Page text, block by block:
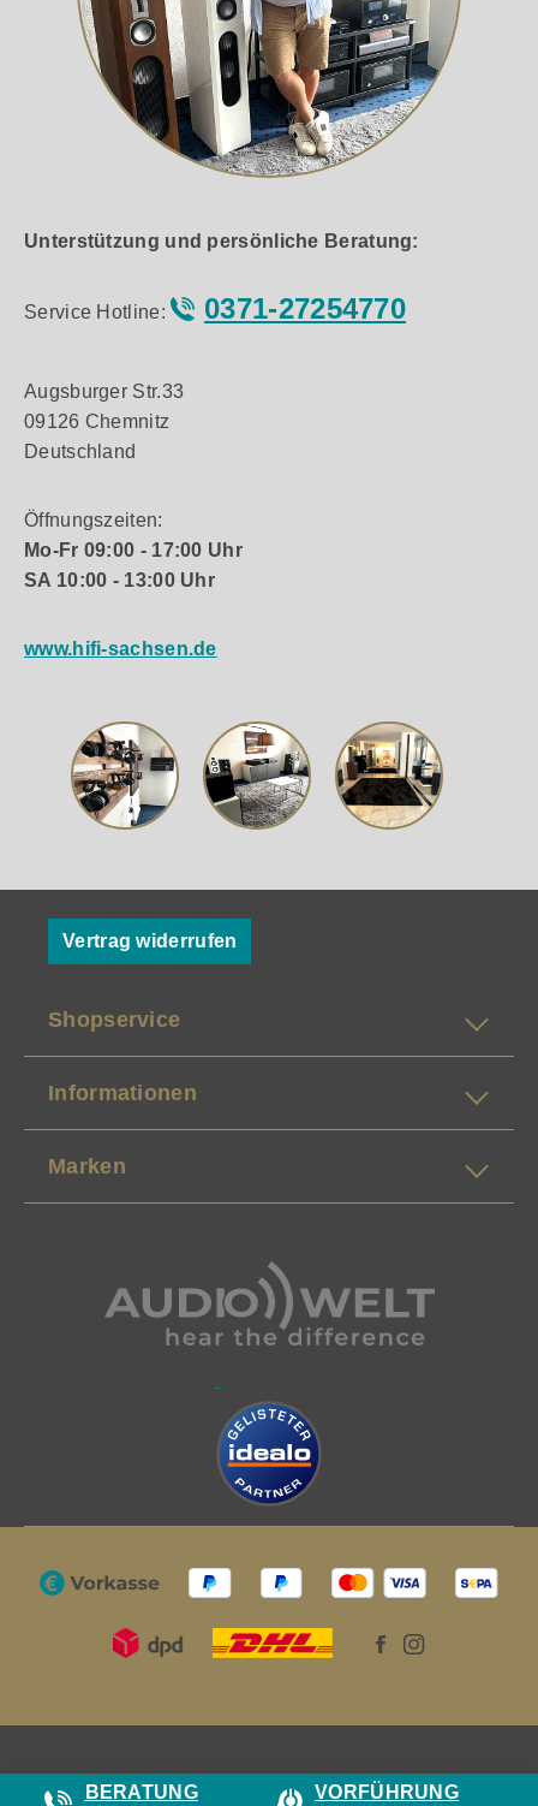
Unterstützung und persönliche Beratung:
Service Hotline: 0371-27254770
Augsburger Str.33
09126 Chemnitz
Deutschland
Öffnungszeiten:
Mo-Fr 09:00 - 17:00 Uhr
SA 10:00 - 13:00 Uhr
www.hifi-sachsen.de
Vertrag widerrufen
Shopservice
Informationen
Marken
BERATUNG
VORFÜHRUNG